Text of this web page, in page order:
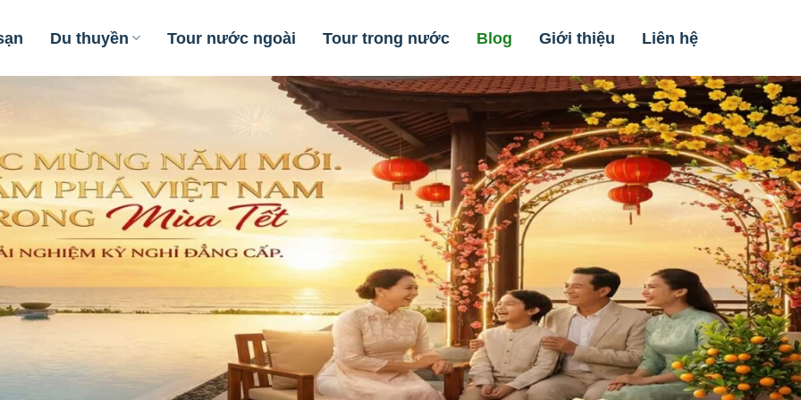
Du thuyền Tour nước ngoài Tour trong nước Blog Giới thiệu Liên hệ